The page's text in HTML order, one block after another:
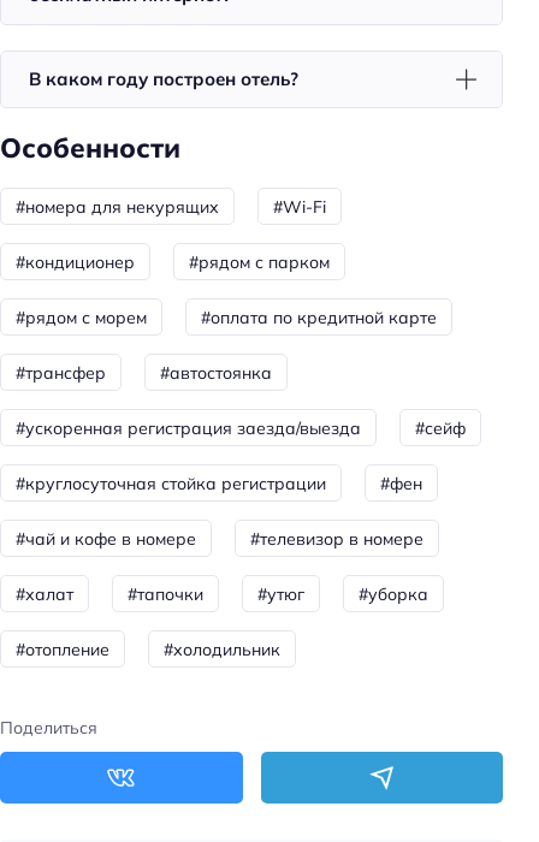
Завтрак
Терраса
Площадка для пикника
Спорт: гольф
Спорт: прокат оборудования для водных видов
спорта
Для семей
Детские кроватки/люльки
Детская коляска: бесплатно
Пляжный отдых
Шезлонги
Пляжная линия: 2-я линия
Зонтики
Общая информация
Круглосуточная регистрация
Тип гостиницы: гостевой дом
В каком году построен отель?
Особенности
#номера для некурящих #Wi-Fi
#кондиционер #рядом с парком
#рядом с морем #оплата по кредитной карте
#трансфер #автостоянка
#ускоренная регистрация заезда/выезда #сейф
#круглосуточная стойка регистрации #фен
#чай и кофе в номере #телевизор в номере
#халат #тапочки #утюг #уборка
#отопление #холодильник
Поделиться